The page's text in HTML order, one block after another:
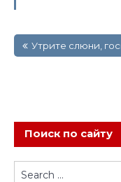
поУтрите слюни,
Поиск по сайту